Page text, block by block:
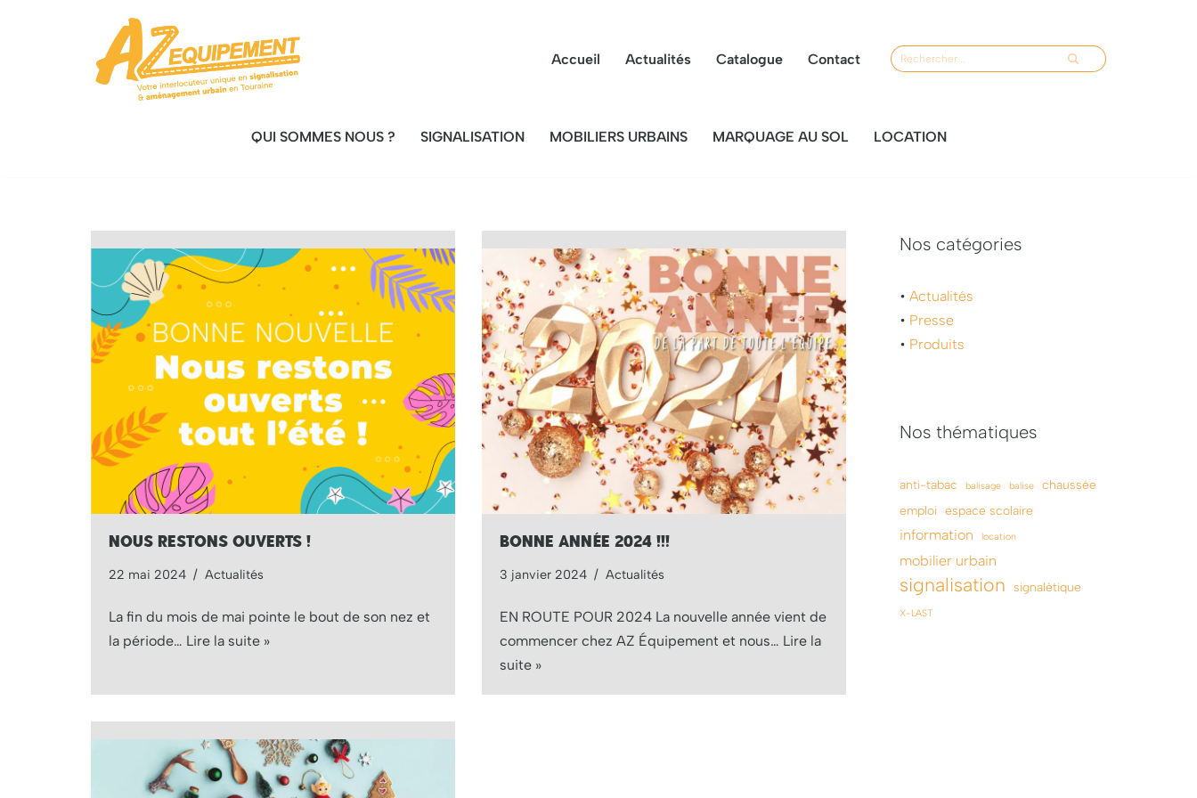
Accueil Actualités Catalogue Contact
QUI SOMMES NOUS ? SIGNALISATION MOBILIERS URBAINS MARQUAGE AU SOL LOCATION
NOUS RESTONS OUVERTS !
22 mai 2024 Actualités
La fin du mois de mai pointe le bout de son nez et
la période… Lire la suite »
BONNE ANNÉE 2024 !!!
3 janvier 2024 Actualités
EN ROUTE POUR 2024 La nouvelle année vient de
commencer chez AZ Équipement et nous… Lire la
suite »
Nos catégories
• Actualités
• Presse
• Produits
Nos thématiques
anti-tabac balisage balise
chaussée
emploi
espace scolaire
information location
mobilier urbain
signalisation signalétique
X-LAST